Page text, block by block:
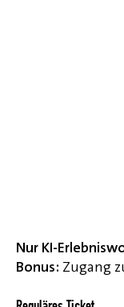
Nur KI-
Bonus: Zugang